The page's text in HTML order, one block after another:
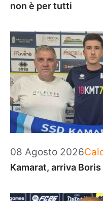
non è per tutti
08 Agosto 2026
Kamarat, arriva